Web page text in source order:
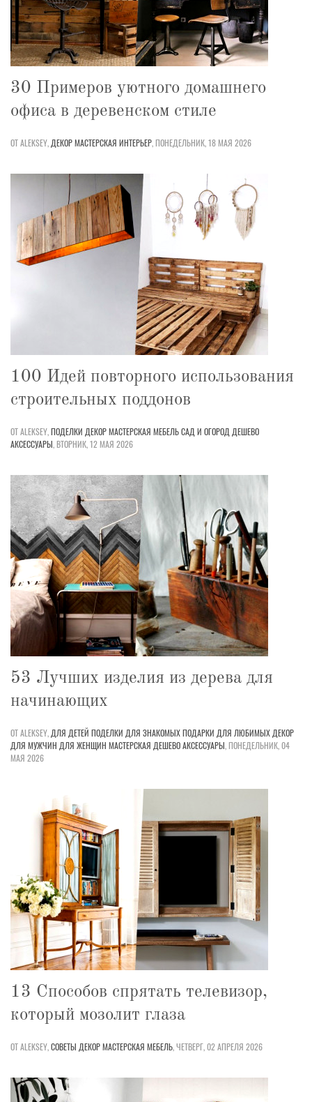
30 Примеров уютного домашнего
офиса в деревенском стиле
ОТ ALEKSEY, ДЕКОРМАСТЕРСКАЯ ИНТЕРЬЕР,ПОНЕДЕЛЬНИК, 18 МАЯ 2026
100 Идей повторного использования
строительных поддонов
ОТ ALEKSEY,ПОДЕЛКИ ДЕКОРМАСТЕРСКАЯ МЕБЕЛЬСАД И ОГОРОД ДЕШЕВО
АКСЕССУАРЫ,ВТОРНИК, 12 МАЯ 2026
53 Лучших изделия из дерева для
начинающих
ОТ ALEKSEY, ДЛЯ ДЕТЕЙ ПОДЕЛКИ ДЛЯ ЗНАКОМЫХПОДАРКИ ДЛЯ ЛЮБИМЫХ ДЕКОР
ДЛЯ МУЖЧИН ДЛЯ ЖЕНЩИН МАСТЕРСКАЯ ДЕШЕВОАКСЕССУАРЫ,ПОНЕДЕЛЬНИК, 04
МАЯ 2026
13 Способов спрятать телевизор,
который мозолит глаза
ОТ ALEKSEY,СОВЕТЫ ДЕКОРМАСТЕРСКАЯ МЕБЕЛЬ,ЧЕТВЕРГ, 02 АПРЕЛЯ 2026